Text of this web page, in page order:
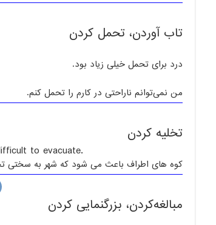
تاب آوردن، تحمل کردن
درد برای تحمل خیلی زیاد بود.
من نمی‌توانم ناراحتی در کارم را تحمل کنم.
تخلیه کردن
to evacuate.
کوه های اطراف باعث می شود که شهر به سختی
مبالغه‌کردن، بزرگنمایی کردن